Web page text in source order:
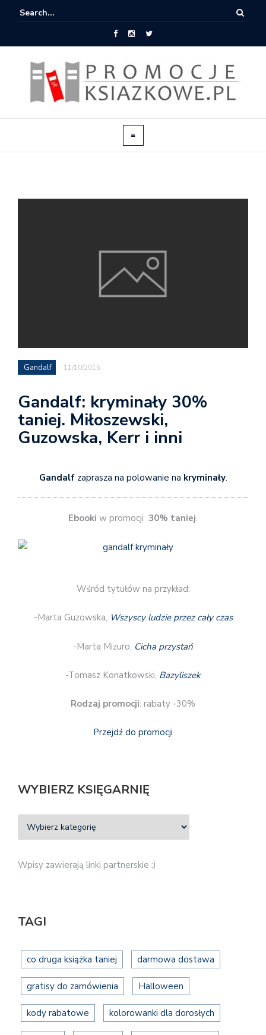
Gandalf 11/10/2015
Gandalf: kryminały 30%
taniej. Miłoszewski,
Guzowska, Kerr i inni
Gandalfzaprasza na polowanie na kryminały.
Ebooki w promocji 30% taniej.
Wśród tytułów na przykład:
-Marta Guzowska, Wszyscy ludzie przez cały czas
-Marta Mizuro, Cicha przystań
-Tomasz Konatkowski, Bazyliszek
Rodzaj promocji: rabaty -30%
Przejdź do promocji
WYBIERZ KSIĘGARNIĘ
Wpisy zawierają linki partnerskie :)
TAGI
co druga książka taniej darmowa dostawa
gratisy do zamówienia Halloween
kody rabatowe kolorowanki dla dorosłych